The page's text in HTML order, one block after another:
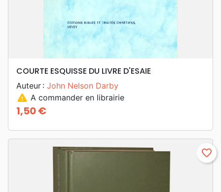
COURTE ESQUISSE DU LIVRE D'ESAIE
Auteur : John Nelson Darby
warning A commander en librairie
Prix
1,50 €
favorite_border